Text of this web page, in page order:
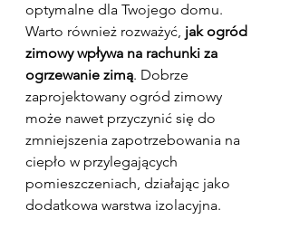
optymalne dla Twojego domu.
Warto również rozważyć, jak ogród
zimowy wpływa na rachunki za
ogrzewanie zimą. Dobrze
zaprojektowany ogród zimowy
może nawet przyczynić się do
zmniejszenia zapotrzebowania na
ciepło w przylegających
pomieszczeniach, działając jako
dodatkowa warstwa izolacyjna.